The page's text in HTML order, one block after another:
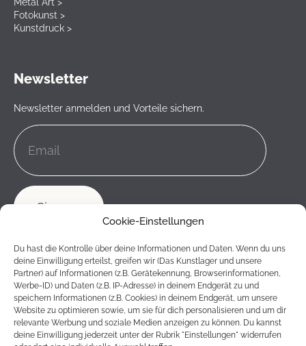
Cookie-Einstellungen
Du hast die Kontrolle über deine Informationen und Daten. Wenn du uns
deine Einwilligung erteilst, greifen wir (Das Kunstlager und unsere
Partner) auf Informationen (z.B. Gerätekennung, Browserinformationen,
Werbe-ID) und Daten (z.B. IP-Adresse) in deinem Endgerät zu und
speichern Informationen (z.B. Cookies) in deinem Endgerät, um unsere
Website zu optimieren sowie, um sie für dich personalisieren und um dir
relevante Werbung und soziale Medien anzeigen zu können. Du kannst
deine Einwilligung jederzeit unter der Rubrik "Einstellungen" widerrufen
Fotokunst >
Kunstdruck >
Newsletter
Newsletter anmelden und Vorteile sichern.